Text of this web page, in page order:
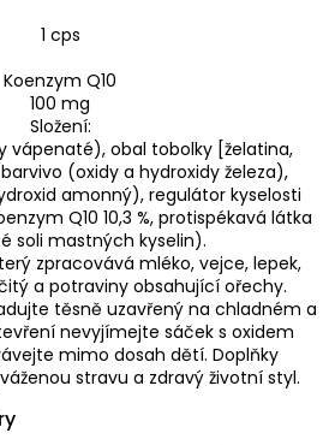
1 cps
Koenzym Q10
100 mg
Složení:
vápenaté), obal tobolky [želatina,
(oxidy a hydroxidy železa),
amonný), regulátor kyselosti
Q10 10,3 %, protispékavá látka
soli mastných kyselin).
zpracovává mléko, vejce, lepek,
a potraviny obsahující ořechy.
těsně uzavřený na chladném a
nevyjímejte sáček s oxidem
mimo dosah dětí. Doplňky
stravu a zdravý životní styl.